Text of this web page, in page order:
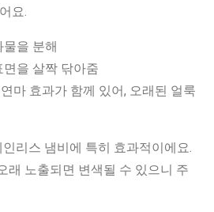
요.
을 분해
을 살짝 닦아줌
마 효과가 함께 있어, 오래된 얼룩
리스 냄비에 특히 효과적이에요.
래 노출되면 변색될 수 있으니 주